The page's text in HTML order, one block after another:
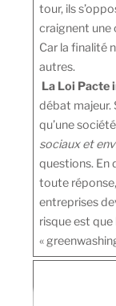
tour, ils
craignent une
Car la finalité
autres.
La Loi Pacte
débat majeur.
qu’une
sociaux et
questions. En
toute
entreprises
risque est
«